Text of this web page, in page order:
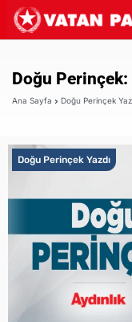
Doğu Perinçek:
Ana Sayfa Doğu Perinçek
Doğu Perinçek Yazdı